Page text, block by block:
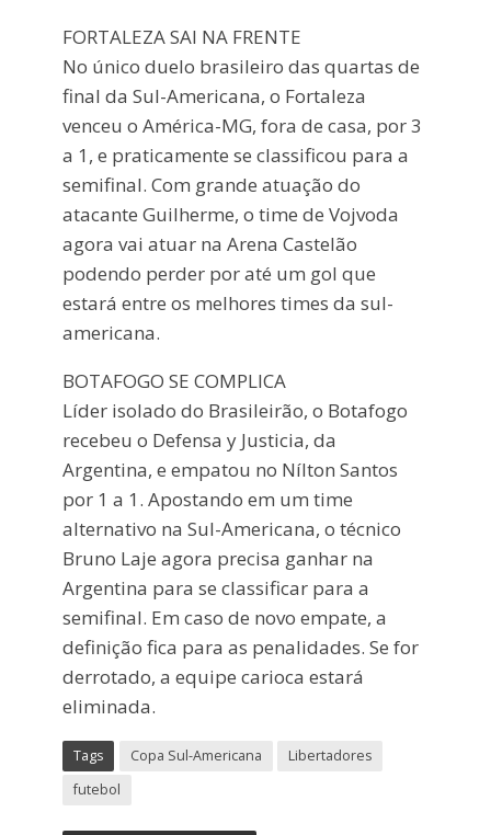
FORTALEZA SAI NA FRENTE
No único duelo brasileiro das quartas de
final da Sul-Americana, o Fortaleza
venceu o América-MG, fora de casa, por 3
a 1, e praticamente se classificou para a
semifinal. Com grande atuação do
atacante Guilherme, o time de Vojvoda
agora vai atuar na Arena Castelão
podendo perder por até um gol que
estará entre os melhores times da sul-
americana.
BOTAFOGO SE COMPLICA
Líder isolado do Brasileirão, o Botafogo
recebeu o Defensa y Justicia, da
Argentina, e empatou no Nílton Santos
por 1 a 1. Apostando em um time
alternativo na Sul-Americana, o técnico
Bruno Laje agora precisa ganhar na
Argentina para se classificar para a
semifinal. Em caso de novo empate, a
definição fica para as penalidades. Se for
derrotado, a equipe carioca estará
eliminada.
Tags Copa Sul-Americana
Libertadores
futebol